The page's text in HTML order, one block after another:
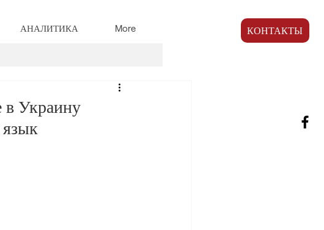
АНАЛИТИКА More КОНТАКТЫ
Украину